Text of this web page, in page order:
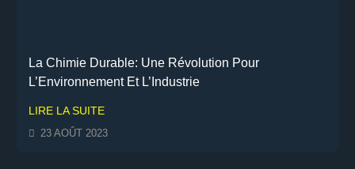
La Chimie Durable: Une Révolution Pour
L’Environnement Et L’Industrie
LIRE LA SUITE
23 AOÛT 2023